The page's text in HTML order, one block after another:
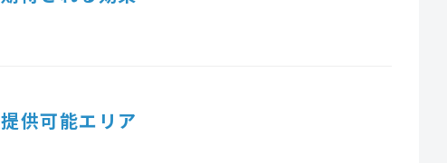
提供可能エリア